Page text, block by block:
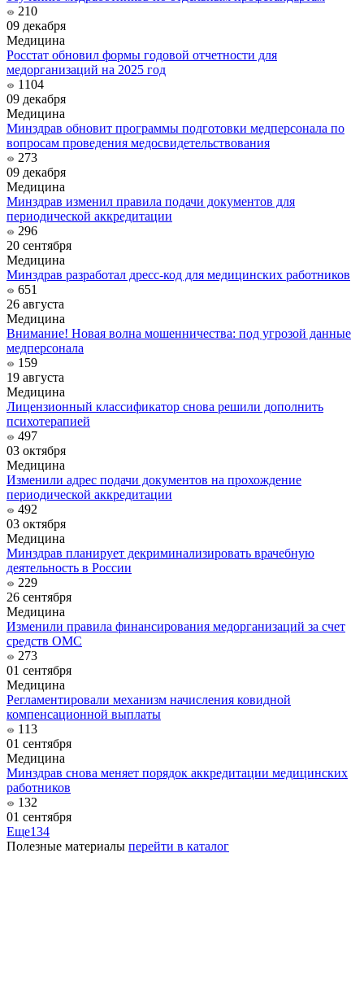
210
09 декабря
Медицина
Росстат обновил формы годовой отчетности для
медорганизаций на 2025 год
1104
09 декабря
Медицина
Минздрав обновит программы подготовки медперсонала по
вопросам проведения медосвидетельствования
273
09 декабря
Медицина
Минздрав изменил правила подачи документов для
периодической аккредитации
296
20 сентября
Медицина
Минздрав разработал дресс-код для медицинских работников
651
26 августа
Медицина
Внимание! Новая волна мошенничества: под угрозой данные
медперсонала
159
19 августа
Медицина
Лицензионный классификатор снова решили дополнить
психотерапией
497
03 октября
Медицина
Изменили адрес подачи документов на прохождение
периодической аккредитации
492
03 октября
Медицина
Минздрав планирует декриминализировать врачебную
деятельность в России
229
26 сентября
Медицина
Изменили правила финансирования медорганизаций за счет
средств ОМС
273
01 сентября
Медицина
Регламентировали механизм начисления ковидной
компенсационной выплаты
113
01 сентября
Медицина
Минздрав снова меняет порядок аккредитации медицинских
работников
132
01 сентября
Еще134
Полезные материалы перейти в каталог